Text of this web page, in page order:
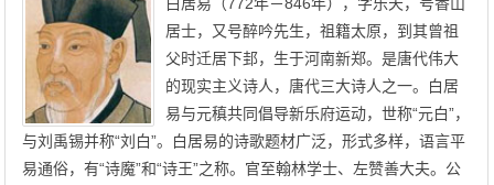
居士，又号醉吟先生，祖籍太原，到其曾祖
父时迁居下邽，生于河南新郑。是唐代伟大
的现实主义诗人，唐代三大诗人之一。白居
易与元稹共同倡导新乐府运动，世称“元白”，
与刘禹锡并称“刘白”。白居易的诗歌题材广泛，形式多样，语言平
易通俗，有“诗魔”和“诗王”之称。官至翰林学士、左赞善大夫。公